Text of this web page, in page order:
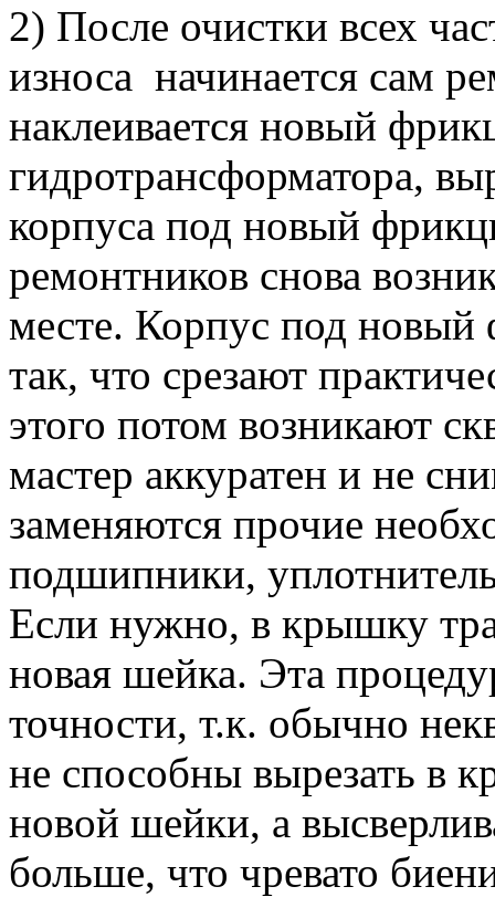
2) После очистки всех
износа начинается сам
наклеивается новый
гидротрансформатора,
корпуса под новый
ремонтников снова
месте. Корпус под
так, что срезают
этого потом возникают
мастер аккуратен и не
заменяются прочие
подшипники,
Если нужно, в крышку
новая шейка. Эта
точности, т.к. обычно
не способны вырезать в
новой шейки, а
больше, что чревато